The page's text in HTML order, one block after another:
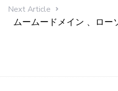
Next Article
ムームードメイン 、ロー